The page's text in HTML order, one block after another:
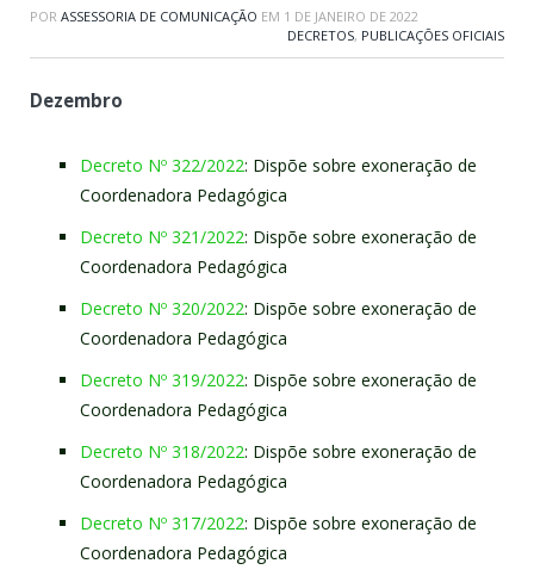
POR ASSESSORIA DE COMUNICAÇÃO EM 1 DE JANEIRO DE 2022
DECRETOS, PUBLICAÇÕES OFICIAIS
Dezembro
Decreto Nº 322/2022: Dispõe sobre exoneração de
Coordenadora Pedagógica
Decreto Nº 321/2022: Dispõe sobre exoneração de
Coordenadora Pedagógica
Decreto Nº 320/2022: Dispõe sobre exoneração de
Coordenadora Pedagógica
Decreto Nº 319/2022: Dispõe sobre exoneração de
Coordenadora Pedagógica
Decreto Nº 318/2022: Dispõe sobre exoneração de
Coordenadora Pedagógica
Decreto Nº 317/2022: Dispõe sobre exoneração de
Coordenadora Pedagógica